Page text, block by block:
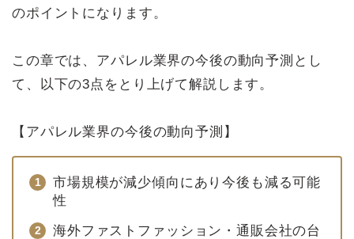
のポイントになります。
この章では、アパレル業界の今後の動向予測とし
て、以下の3点をとり上げて解説します。
【アパレル業界の今後の動向予測】
市場規模が減少傾向にあり今後も減る可能
性
海外ファストファッション・通販会社の台